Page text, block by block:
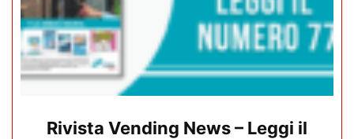
Rivista Vending News – Leggi il